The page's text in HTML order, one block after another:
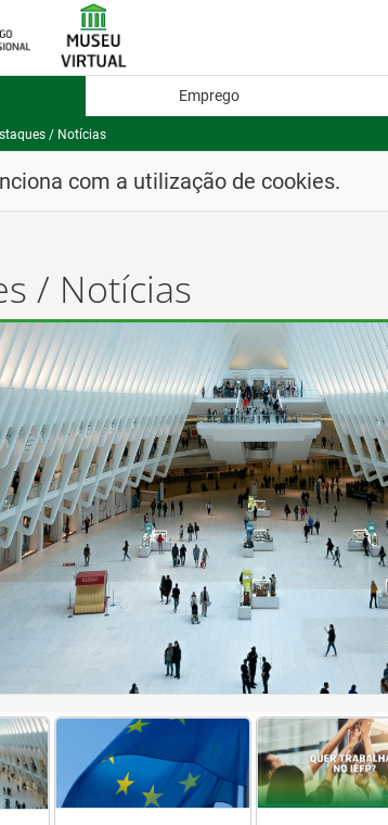
Emprego
/ Notícias
com a utilização de cookies.
/ Notícias